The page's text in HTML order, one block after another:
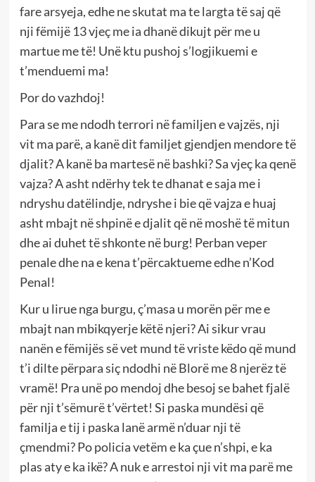
fare arsyeja, edhe ne skutat ma te largta të saj që
nji fëmijë 13 vjeç me ia dhanë dikujt për me u
martue me të! Unë ktu pushoj s’logjikuemi e
t’menduemi ma!
Por do vazhdoj!
Para se me ndodh terrori në familjen e vajzës, nji
vit ma parë, a kanë dit familjet gjendjen mendore të
djalit? A kanë ba martesë në bashki? Sa vjeç ka qenë
vajza? A asht ndërhy tek te dhanat e saja me i
ndryshu datëlindje, ndryshe i bie që vajza e huaj
asht mbajt në shpinë e djalit që në moshë të mitun
dhe ai duhet të shkonte në burg! Perban veper
penale dhe na e kena t’përcaktueme edhe n’Kod
Penal!
Kur u lirue nga burgu, ç’masa u morën për me e
mbajt nan mbikqyerje këtë njeri? Ai sikur vrau
nanën e fëmijës së vet mund të vriste këdo që mund
t’i dilte përpara siç ndodhi në Blorë me 8 njerëz të
vramë! Pra unë po mendoj dhe besoj se bahet fjalë
për nji t’sëmurë t’vërtet! Si paska mundësi që
familja e tij i paska lanë armë n’duar nji të
çmendmi? Po policia vetëm e ka çue n’shpi, e ka
plas aty e ka ikë? A nuk e arrestoi nji vit ma parë me